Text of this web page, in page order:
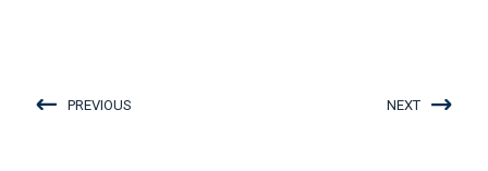
PREVIOUS NEXT